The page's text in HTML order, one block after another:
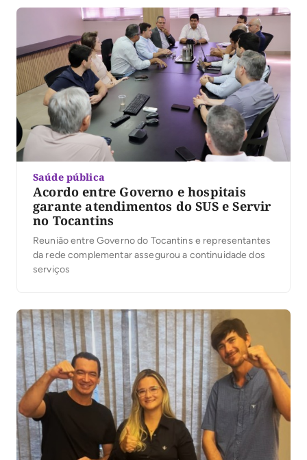
Saúde pública
Acordo entre Governo e hospitais
garante atendimentos do SUS e Servir
no Tocantins
Reunião entre Governo do Tocantins e representantes
da rede complementar assegurou a continuidade dos
serviços